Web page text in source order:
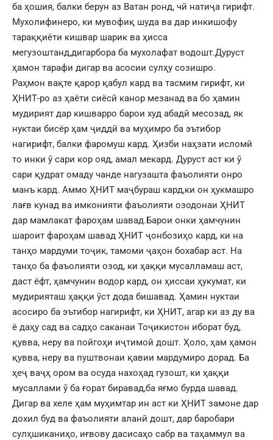
ба ҳошия, балки берун аз Ватан ронд, чӣ натиҷа гирифт.
Мухолифинеро, ки мувофиқ шуда ва дар инкишофу
тараққиёти кишвар шарик ва ҳисса
мегузоштанд,дигарбора ба мухолафат водошт.Дуруст
ҳамон тарафи дигар ва асосии сулҳу созишро.
Раҳмон вақте қарор қабул кард ва тасмим гирифт, ки
ҲНИТ-ро аз ҳаёти сиёсӣ канор мезанад ва бо ҳамин
мудирият дар кишварро барои худ абадӣ месозад, як
нуктаи бисёр ҳам ҷиддӣ ва муҳимро ба эътибор
нагирифт, балки фаромуш кард. Ҳизби наҳзати исломӣ
то инки ӯ сари кор ояд, амал мекард. Дуруст аст ки ӯ
сари қудрат омаду чанде нагузашта фаъолияти онро
манъ кард. Аммо ҲНИТ маҷбураш кард,ки он ҳукмашро
лағв кунад ва имконияти фаъолияти озодонаи ҲНИТ
дар мамлакат фароҳам шавад.Барои онки ҳамчунин
шароит фароҳам шавад ҲНИТ ҷонбозиҳо кард, ки на
танҳо мардуми тоҷик, тамоми ҷаҳон бохабар аст. На
танҳо ба фаъолияти озод, ки ҳаққи мусалламаш аст,
даст ёфт, ҳамчунин водор кард, он ҳиссаи ҳукумат, ки
мудирияташ ҳаққи ӯст дода бишавад. Ҳамин нуктаи
асосиро ба эътибор нагирифт, ки ҲНИТ, агар ки аз ду ва
ё даҳу сад ва садҳо саканаи Тоҷикистон иборат буд,
қувва, неру ва пойгоҳи иҷтимоӣ дошт. Ҳоло, ҳам ҳамон
қувва, неру ва пуштвонаи қавии мардумиро дорад. Ба
ҳеҷ ваҷҳ ором ва осуда нахоҳад гузошт, ки ҳаққи
мусаллами ӯ ба ғорат биравад,ба яғмо бурда шавад.
Дигар ва хеле ҳам муҳимтар ин аст ки ҲНИТ замоне дар
дохил буд ва фаъолияти аланӣ дошт, дар баробари
сулҳшиканиҳо, иғвову дасисаҳо сабр ва таҳаммул ва